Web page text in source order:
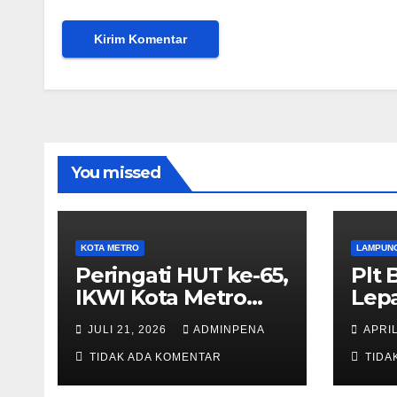
You missed
KOTA METRO
Peringati HUT ke-65,
IKWI Kota Metro
Gelar Lomba
Fashion Show
JULI 21, 2026 ADMINPENA
TIDAK ADA KOMENTAR
Plt